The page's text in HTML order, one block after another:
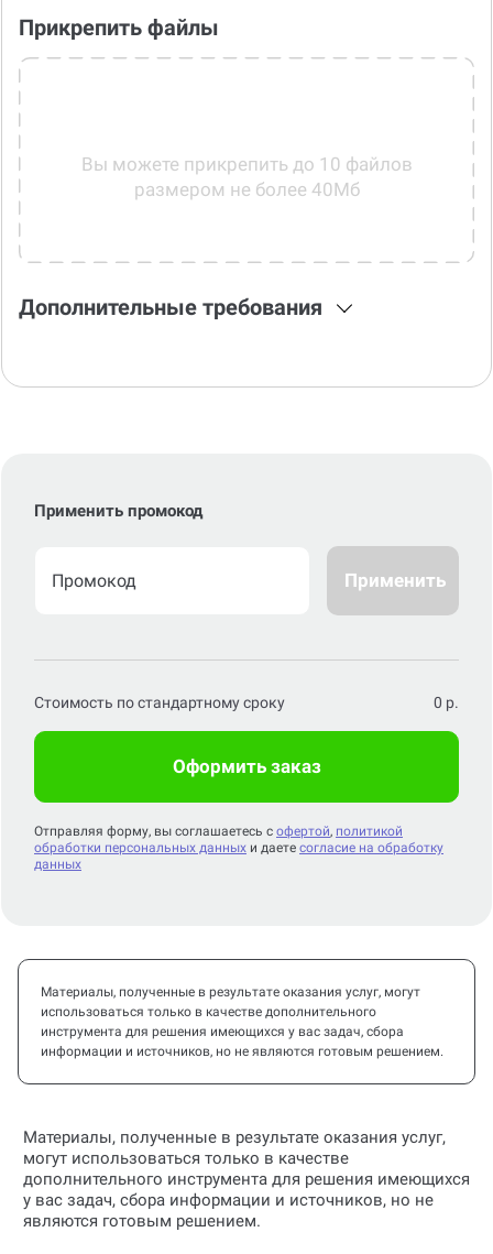
Прикрепить файлы
Вы можете прикрепить до 10 файлов
размером не более 40Мб
Дополнительные требования
Применить промокод
Применить
Стоимость по стандартному сроку 0 р.
Оформить заказ
Отправляя форму, вы соглашаетесь с офертой, политикой
обработки персональных данных и даете согласие на обработку
данных
Материалы, полученные в результате оказания услуг, могут
использоваться только в качестве дополнительного
инструмента для решения имеющихся у вас задач, сбора
информации и источников, но не являются готовым решением.
Материалы, полученные в результате оказания услуг,
могут использоваться только в качестве
дополнительного инструмента для решения имеющихся
у вас задач, сбора информации и источников, но не
являются готовым решением.